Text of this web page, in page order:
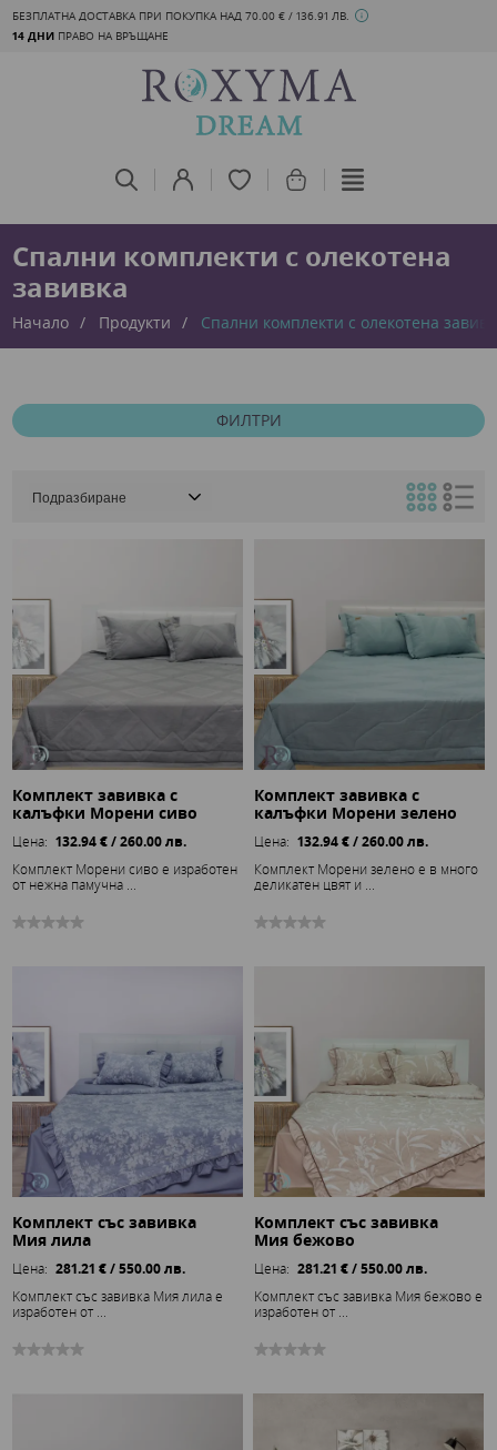
БЕЗПЛАТНА ДОСТАВКА ПРИ ПОКУПКА НАД 70.00 € / 136.91 ЛВ.
14 ДНИ ПРАВО НА ВРЪЩАНЕ
Спални комплекти с олекотена
завивка
Начало Продукти Спални комплекти с олекотена
ФИЛТРИ
Комплект завивка с
калъфки Морени сиво
Цена: 132.94 € / 260.00 лв.
Комплект Морени сиво е изработен
от нежна памучна ...
Комплект завивка с
калъфки Морени зелено
Цена: 132.94 € / 260.00 лв.
Комплект Морени зелено е в много
деликатен цвят и ...
Kомплект със завивка
Мия лила
Цена: 281.21 € / 550.00 лв.
Kомплект със завивка Мия лила е
изработен от ...
Kомплект със завивка
Мия бежово
Цена: 281.21 € / 550.00 лв.
Kомплект със завивка Мия бежово е
изработен от ...